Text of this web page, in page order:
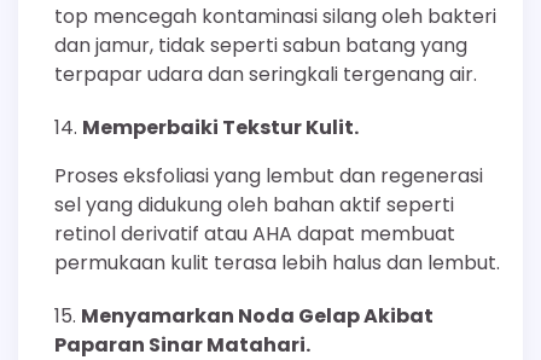
top mencegah kontaminasi silang oleh bakteri
dan jamur, tidak seperti sabun batang yang
terpapar udara dan seringkali tergenang air.
Memperbaiki Tekstur Kulit.
Proses eksfoliasi yang lembut dan regenerasi
sel yang didukung oleh bahan aktif seperti
retinol derivatif atau AHA dapat membuat
permukaan kulit terasa lebih halus dan lembut.
Menyamarkan Noda Gelap Akibat
Paparan Sinar Matahari.